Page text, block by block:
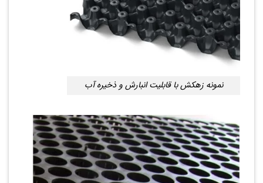
نمونه زهکش با قابلیت انبارش و ذخیره آب